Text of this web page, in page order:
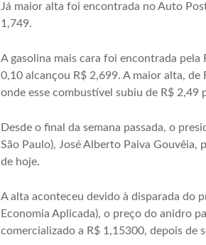
Já maior alta foi encontrada no Auto
1,749.
A gasolina mais cara foi encontrada
0,10 alcançou R$ 2,699. A maior alta,
onde esse combustível subiu de R$ 2,49
Desde o final da semana passada, o
São Paulo), José Alberto Paiva
de hoje.
A alta aconteceu devido à disparada do
Economia Aplicada), o preço do anidro
comercializado a R$ 1,15300, depois de